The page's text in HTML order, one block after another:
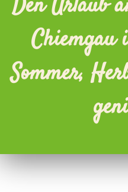
Sommer,